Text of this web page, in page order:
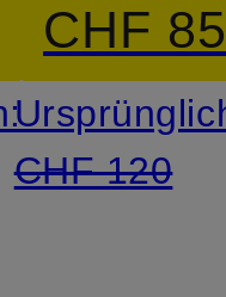
CHF
CHF 120